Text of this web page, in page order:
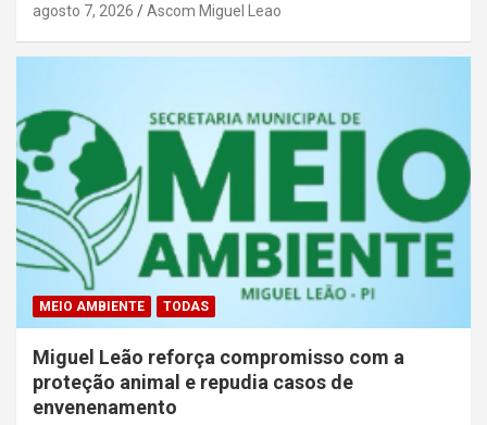
agosto 7, 2026 Ascom Miguel Leao
MEIO AMBIENTE TODAS
Miguel Leão reforça compromisso com a
proteção animal e repudia casos de
envenenamento